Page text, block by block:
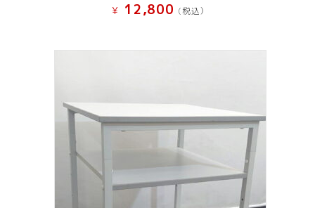
¥ 12,800 (税込）